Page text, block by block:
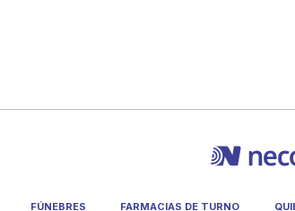
FÚNEBRES FARMACIAS DE TURNO